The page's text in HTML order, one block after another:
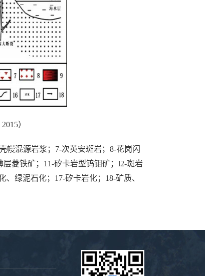
）
幔混源岩浆；7-次英安斑岩；8-花岗闪
菱铁矿；11-矽卡岩型钨钼矿；l2-斑岩
绿泥石化；17-矽卡岩化；18-矿质、